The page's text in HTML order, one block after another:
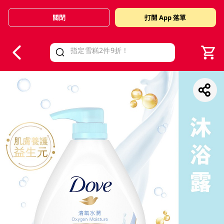
Valid Until 30 June 2026
關閉 打開 App 落單